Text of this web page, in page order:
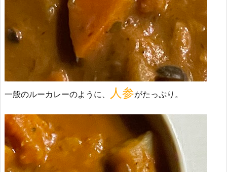
一般のルーカレーのように、 人参がたっぷり。